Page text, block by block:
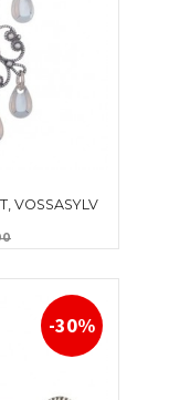
VOSSASYLV
Rabatt
-30%